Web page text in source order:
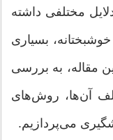
مختلفی داشته
بسیاری
مقاله، به بررسی
آن‌ها، روش‌های
می‌پردازیم.